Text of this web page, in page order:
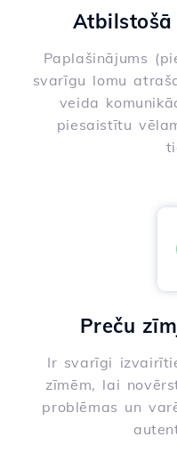
Paplašinājums
svarīgu lomu
veida
piesaistītu
Preču
Ir svarīgi
zīmēm, lai
problēmas un